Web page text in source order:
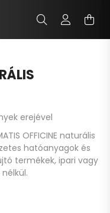
erejével
OFFICINE naturális
hatóanyagok és
termékek, ipari vagy